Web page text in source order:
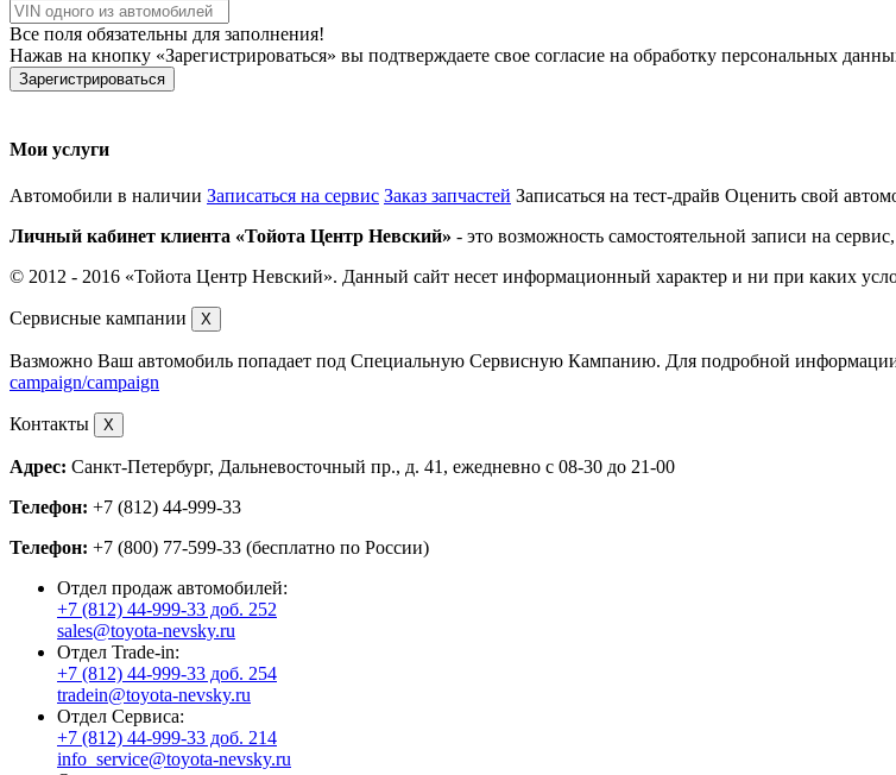
Все поля обязательны для заполнения!
Нажав на кнопку
Зарегистрироваться вы подтверждаете свое согласие на обработку персональных
Мои услуги
Автомобили в наличии Записаться на сервис Заказ запчастей Записаться на тест-драйв Оценить свой
Личный кабинет клиента
Тойота Центр Невский
- это возможность самостоятельной записи на
© 2012 - 2016
Тойота Центр Невский . Данный сайт несет информационный характер и ни при каких
Сервисные кампании X
Вазможно Ваш автомобиль попадает под Специальную Сервисную Кампанию. Для подробной
campaign/campaign
Контакты X
Адрес: Санкт-Петербург, Дальневосточный пр., д. 41, ежедневно с 08-30 до 21-00
Телефон: +7 (812) 44-999-33
Телефон: +7 (800) 77-599-33 (бесплатно по России)
Отдел продаж автомобилей:
+7 (812) 44-999-33 доб. 252
sales@toyota-nevsky.ru
Отдел Trade-in:
+7 (812) 44-999-33 доб. 254
tradein@toyota-nevsky.ru
Отдел Сервиса:
+7 (812) 44-999-33 доб. 214
info_service@toyota-nevsky.ru